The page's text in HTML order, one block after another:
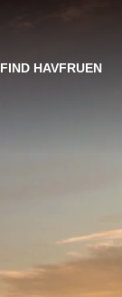
FIND HAVFRUEN